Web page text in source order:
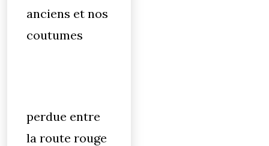
anciens et nos
coutumes
perdue entre
la route rouge